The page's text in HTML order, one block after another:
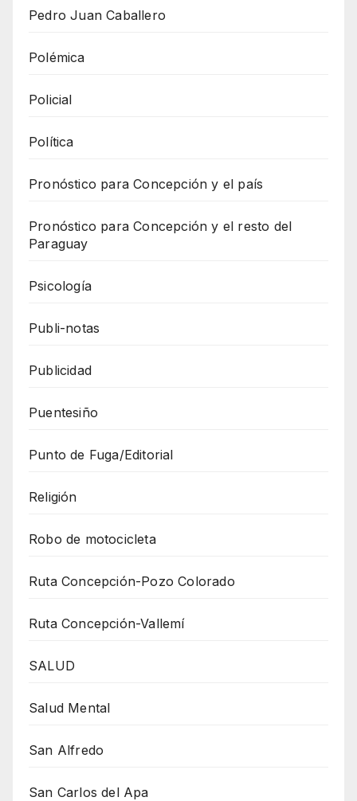
Pedro Juan Caballero
Polémica
Policial
Política
Pronóstico para Concepción y el país
Pronóstico para Concepción y el resto del
Paraguay
Psicología
Publi-notas
Publicidad
Puentesiño
Punto de Fuga/Editorial
Religión
Robo de motocicleta
Ruta Concepción-Pozo Colorado
Ruta Concepción-Vallemí
SALUD
Salud Mental
San Alfredo
San Carlos del Apa